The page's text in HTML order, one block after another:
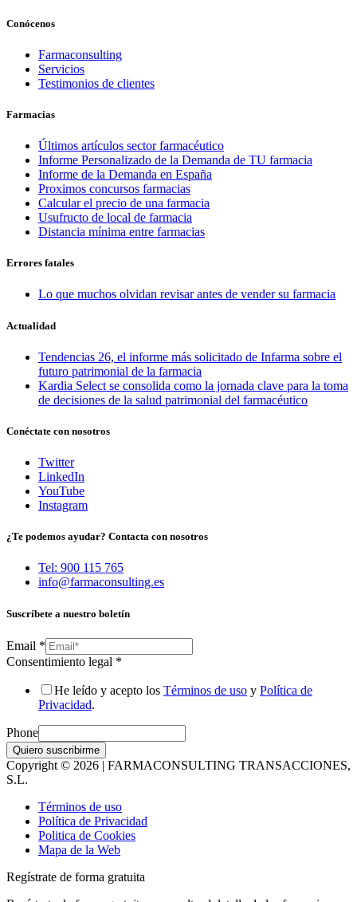
Conócenos
Farmaconsulting
Servicios
Testimonios de clientes
Farmacias
Últimos artículos sector farmacéutico
Informe Personalizado de la Demanda de TU farmacia
Informe de la Demanda en España
Proximos concursos farmacias
Calcular el precio de una farmacia
Usufructo de local de farmacia
Distancia mínima entre farmacias
Errores fatales
Lo que muchos olvidan revisar antes de vender su farmacia
Actualidad
Tendencias 26, el informe más solicitado de Infarma sobre el
futuro patrimonial de la farmacia
Kardia Select se consolida como la jornada clave para la toma
de decisiones de la salud patrimonial del farmacéutico
Conéctate con nosotros
Twitter
LinkedIn
YouTube
Instagram
¿Te podemos ayudar? Contacta con nosotros
Tel: 900 115 765
info@farmaconsulting.es
Suscríbete a nuestro boletín
Email *
Consentimiento legal *
He leído y acepto los Términos de uso y Política de
Privacidad.
Phone
Quiero suscribirme
Copyright © 2026 | FARMACONSULTING TRANSACCIONES,
S.L.
Términos de uso
Política de Privacidad
Politica de Cookies
Mapa de la Web
Regístrate de forma gratuita